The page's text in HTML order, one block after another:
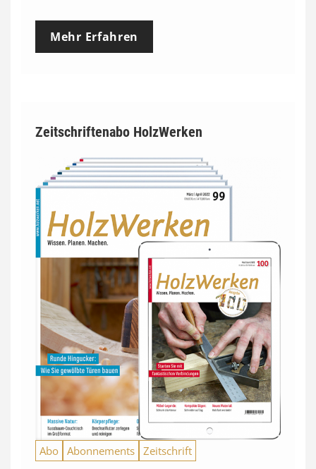
Mehr Erfahren
Zeitschriftenabo HolzWerken
Abo Abonnements Zeitschrift